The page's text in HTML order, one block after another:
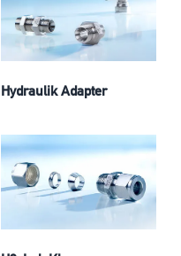
Hydraulik Adapter